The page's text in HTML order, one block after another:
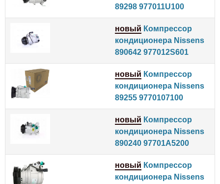
89298 977011U100
новый Компрессор
кондиционера Nissens
890642 977012S601
новый Компрессор
кондиционера Nissens
89255 9770107100
новый Компрессор
кондиционера Nissens
890240 97701A5200
новый Компрессор
кондиционера Nissens